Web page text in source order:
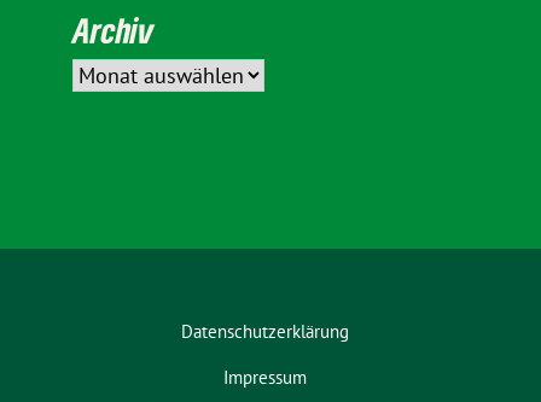
Archiv
Datenschutzerklärung
Impressum